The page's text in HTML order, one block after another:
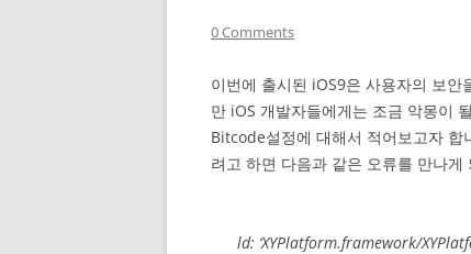
0 Comments
이번에 출시된 iOS9은 사용자의 보
만 iOS 개발자들에게는 조금 악몽이
Bitcode설정에 대해서 적어보고자
려고 하면 다음과 같은 오류를 만나게
ld: ‘XYPlatform.framework/